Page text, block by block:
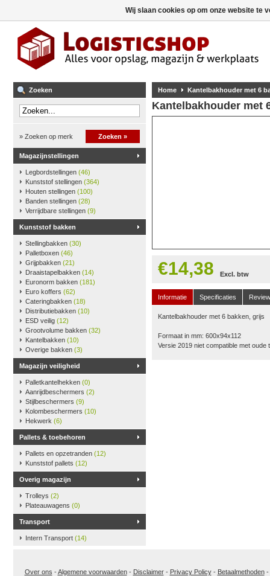
Zoeken
» Zoeken op merk Zoeken »
Magazijnstellingen
Legbordstellingen (46)
Kunststof stellingen (364)
Houten stellingen (100)
Banden stellingen (28)
Verrijdbare stellingen (9)
Kunststof bakken
Stellingbakken (30)
Palletboxen (46)
Grijpbakken (21)
Draaistapelbakken (14)
Euronorm bakken (181)
Euro koffers (62)
Cateringbakken (18)
Distributiebakken (10)
ESD veilig (12)
Grootvolume bakken (32)
Kantelbakken (10)
Overige bakken (3)
Magazijn veiligheid
Palletkantelhekken (0)
Aanrijdbeschermers (2)
Stijlbeschermers (9)
Kolombeschermers (10)
Hekwerk (6)
Pallets & toebehoren
Pallets en opzetranden (12)
Kunststof pallets (12)
Overig magazijn
Trolleys (2)
Plateauwagens (0)
Transport
Intern Transport (14)
Home Kantelbakhouder met 6
Kantelbakhouder met
€14,38 Excl. btw
Informatie Specificaties
Kantelbakhouder met 6 bakken, grijs
Formaat in mm: 600x94x112
Versie 2019 niet compatible met oude
Over ons -Algemene voorwaarden- Disclaimer- Privacy Policy- Betaalmethoden-
Wij slaan cookies op om onze website te